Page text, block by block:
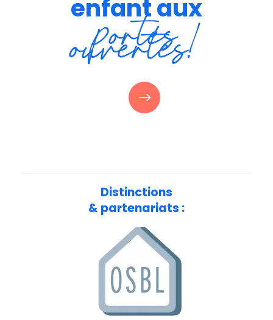
enfantaux
portes
ouvertes!
Distinctions
& partenariats :